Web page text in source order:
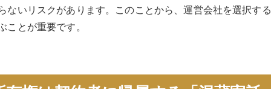
ないリスクがあります。このことから、運営会社を選択す
ことが重要です。